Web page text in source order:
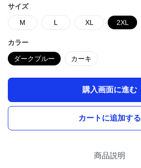
サイズ
M L XL 2XL
カラー
ダークブルー カーキ
購入画面に進む
カートに追加する
商品説明